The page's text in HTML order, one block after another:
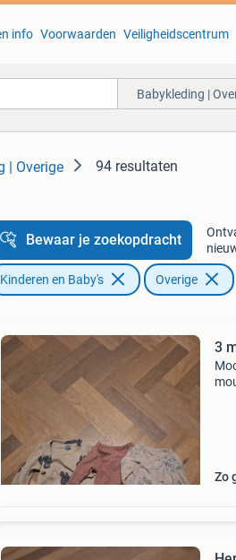
info Voorwaarden Veiligheidscentrum
Babykleding |
| Overige 94 resultaten
Bewaar je zoekopdracht
Kinderen en Baby's Overige
3
Zo